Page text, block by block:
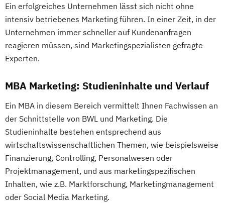
Ein erfolgreiches Unternehmen lässt sich nicht ohne
intensiv betriebenes Marketing führen. In einer Zeit, in der
Unternehmen immer schneller auf Kundenanfragen
reagieren müssen, sind Marketingspezialisten gefragte
Experten.
MBA Marketing: Studieninhalte und Verlauf
Ein MBA in diesem Bereich vermittelt Ihnen Fachwissen an
der Schnittstelle von BWL und Marketing. Die
Studieninhalte bestehen entsprechend aus
wirtschaftswissenschaftlichen Themen, wie beispielsweise
Finanzierung, Controlling, Personalwesen oder
Projektmanagement, und aus marketingspezifischen
Inhalten, wie z.B. Marktforschung, Marketingmanagement
oder Social Media Marketing.